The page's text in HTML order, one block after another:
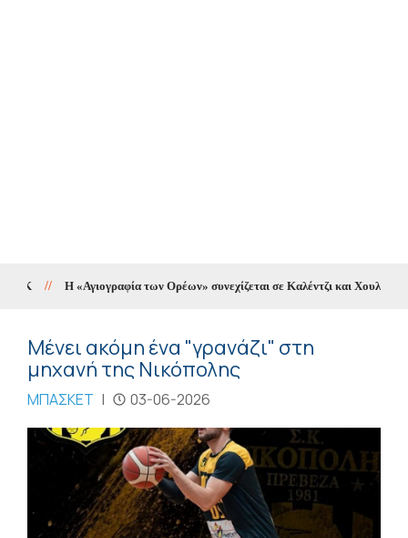
// Η «Αγιογραφία των Ορέων» συνεχίζεται σε Καλέντζι και Χουλιαράδες
Μένει ακόμη ένα "γρανάζι" στη
μηχανή της Νικόπολης
ΜΠΑΣΚΕΤ | 03-06-2026